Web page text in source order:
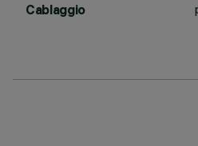
Cablaggio